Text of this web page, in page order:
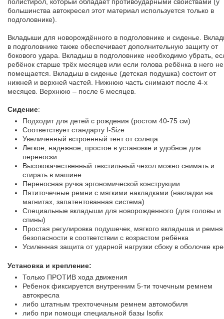
большинства автокресел этот материал используется только в
подголовнике).
Вкладыши для новорождённого в подголовнике и сиденье.
в подголовнике также обеспечивает дополнительную защиту от
бокового удара. Вкладыш в подголовнике необходимо убрать,
ребёнок старше трёх месяцев или если голова ребёнка в него не
помещается. Вкладыш в сиденье (детская подушка) состоит от
нижней и верхней частей. Нижнюю часть снимают после 4-х
месяцев. Верхнюю – после 6 месяцев.
Сидение:
Подходит для детей с рождения (ростом 40-75 см)
Соответствует стандарту I-Size
Увеличенный встроенный тент от солнца
Легкое, надежное, простое в установке и удобное для
переноски
Высококачественный текстильный чехол можно снимать и
стирать в машине
Переносная ручка эргономической конструкции
Пятиточечные ремни с мягкими накладками (накладки на
магнитах, запатентованная система)
Специальные вкладыши для новорожденного (для головы и
спины)
Простая регулировка подушечек, мягкого вкладыша и ремня
безопасности в соответствии с возрастом ребёнка
Усиленная защита от ударной нагрузки сбоку в оболочке
Установка и крепление:
Только ПРОТИВ хода движения
Ребенок фиксируется внутренним 5-ти точечным ремнем
автокресла
либо штатным трехточечным ремнем автомобиля
либо при помощи специальной базы Isofix